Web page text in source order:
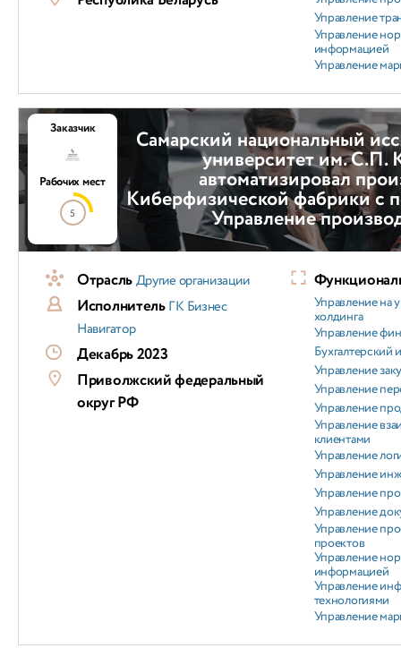
Управление
Управление
информацией
Управление
Самарский национальный
университет им. С.П.
автоматизировал
Киберфизической фабрики с
Управление
Заказчик
Рабочих мест
5
ОтрасльДругие организации
ИсполнительГК Бизнес
Навигатор
Декабрь 2023
Приволжский федеральный
округ РФ
Управление на
холдинга
Управление
Бухгалтерский
Управление
Управление
Управление
Управление
клиентами
Управление
Управление
Управление
Управление
Управление
проектов
Управление
информацией
Управление
технологиями
Управление